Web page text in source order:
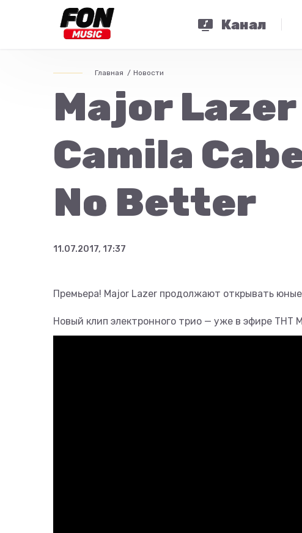
Канал
Главная Новости
Major
Camila
No Better
11.07.2017, 17:37
Премьера! Major Lazer продолжают открывать
Новый клип электронного трио — уже в эфире ТНТ